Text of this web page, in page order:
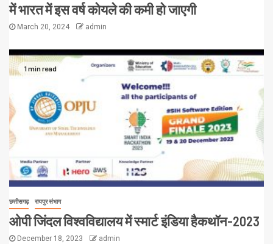
में भारत में इस वर्ष कोयले की कमी हो जाएगी
March 20, 2024 admin
1 min read
छत्तीसगढ़ रायपुर संभाग
ओपी जिंदल विश्वविद्यालय में स्मार्ट इंडिया हैकथॉन-2023
December 18, 2023 admin